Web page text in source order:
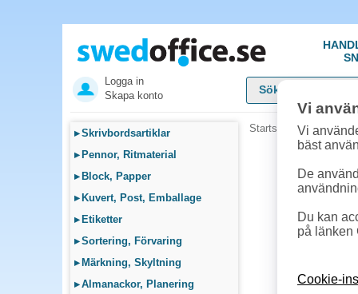
Logga in
Skapa konto
▸Skrivbordsartiklar
▸ Pennor, Ritmaterial
▸ Block, Papper
▸ Kuvert, Post, Emballage
▸ Etiketter
▸Sortering, Förvaring
▸ Märkning, Skyltning
▸Almanackor, Planering
Startsida »
Vi
Vi
bäst
De
Du kan
på länken
Cookie-